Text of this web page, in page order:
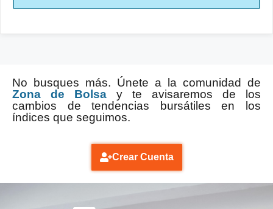
No busques más. Únete a la comunidad de
Zona de Bolsa y te avisaremos de los
cambios de tendencias bursátiles en los
índices que seguimos.
Crear Cuenta